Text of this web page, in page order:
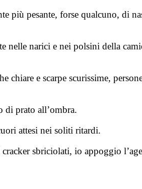
più pesante, forse qualcuno, di
narici e nei polsini della
e scarpe scurissime,
di prato all’ombra.
attesi nei soliti ritardi.
sbriciolati, io appoggio